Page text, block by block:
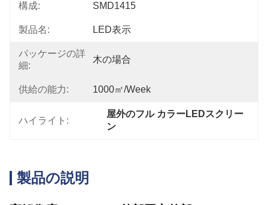
構成: SMD1415
製品名: LED表示
パッケージの詳
細:
木の場合
供給の能力: 1000㎡/week
ハイライト:
屋外のフル カラーLEDスクリー
ン
製品の説明